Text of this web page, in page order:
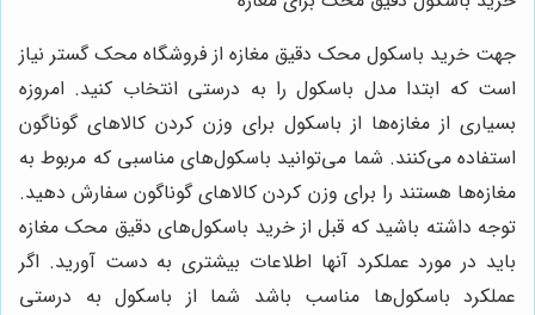
جهت خرید باسکول محک دقیق مغازه از فروشگاه محک گستر نیاز
است که ابتدا مدل باسکول را به درستی انتخاب کنید. امروزه
بسیاری از مغازه‌ها از باسکول برای وزن کردن کالاهای گوناگون
استفاده می‌کنند. شما می‌توانید باسکول‌های مناسبی که مربوط به
مغازه‌ها هستند را برای وزن کردن کالاهای گوناگون سفارش دهید.
توجه داشته باشید که قبل از خرید باسکول‌های دقیق محک مغازه
باید در مورد عملکرد آنها اطلاعات بیشتری به دست آورید. اگر
عملکرد باسکول‌ها مناسب باشد شما از باسکول به درستی